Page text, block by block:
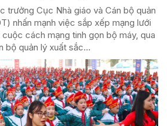
trưởng Cục Nhà giáo và Cán bộ quản
nhấn mạnh việc sắp xếp mạng lưới
cách mạng tinh gọn bộ máy, qua
bộ quản lý xuất sắc...